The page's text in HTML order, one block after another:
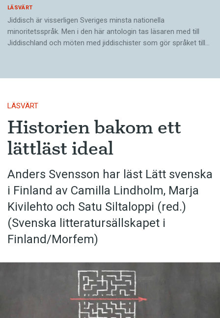
LÄSVÄRT
Jiddisch är visserligen Sveriges minsta nationella
minoritetsspråk. Men i den här antologin tas läsaren med till
Jiddischland och möten med jiddischister som gör språket till…
LÄSVÄRT
Historien bakom ett
lättläst ideal
Anders Svensson har läst Lätt svenska
i Finland av Camilla Lindholm, Marja
Kivilehto och Satu Siltaloppi (red.)
(Svenska litteratur­sällskapet i
Finland/Morfem)